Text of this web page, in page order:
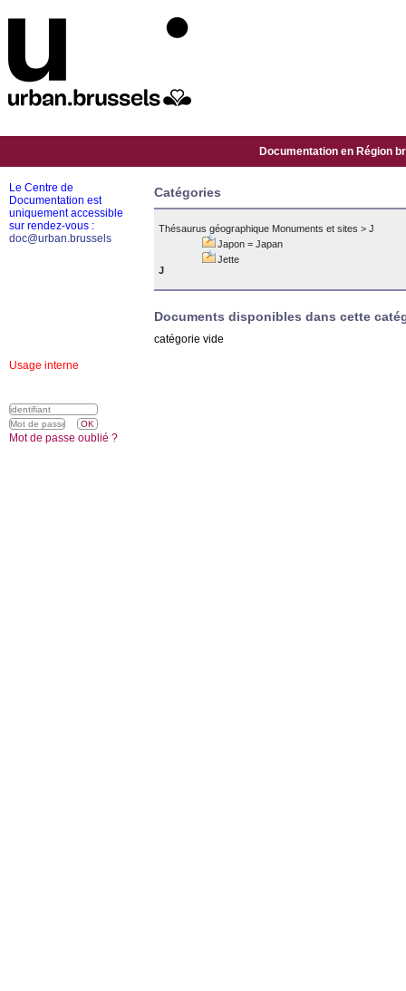
Documentation en Région
Catégories
Thésaurus géographique Monuments et sites > J
Japon = Japan
Jette
J
Documents disponibles dans cette
catégorie vide
Le Centre de
Documentation est
uniquement accessible
sur rendez-vous :
doc@urban.brussels
Usage interne
Mot de passe oublié ?